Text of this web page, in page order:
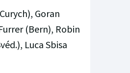
Goran
(Bern), Robin
Luca Sbisa